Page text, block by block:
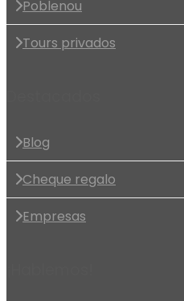
Poblenou
Tours privados
Blog
Cheque regalo
Empresas